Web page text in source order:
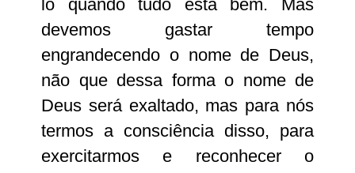
lo quando tudo está bem. Mas
devemos gastar tempo
engrandecendo o nome de Deus,
não que dessa forma o nome de
Deus será exaltado, mas para nós
termos a consciência disso, para
exercitarmos e reconhecer o